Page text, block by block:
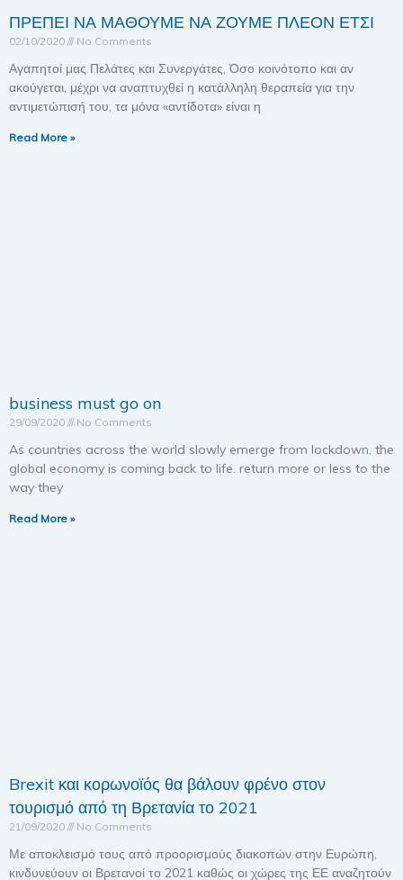
ΠΡΕΠΕΙ ΝΑ ΜΑΘΟΥΜΕ ΝΑ ΖΟΥΜΕ ΠΛΕΟΝ ΕΤΣΙ
02/10/2020 No Comments
Αγαπητοί μας Πελάτες και Συνεργάτες, Όσο κοινότοπο και αν
ακούγεται, μέχρι να αναπτυχθεί η κατάλληλη θεραπεία για την
αντιμετώπισή του, τα μόνα «αντίδοτα» είναι η
Read More »
business must go on
29/09/2020 No Comments
As countries across the world slowly emerge from lockdown, the
global economy is coming back to life. return more or less to the
way they
Read More »
Brexit και κορωνοϊός θα βάλουν φρένο στον
τουρισμό από τη Βρετανία το 2021
21/09/2020 No Comments
Με αποκλεισμό τους από προορισμούς διακοπών στην Ευρώπη,
κινδυνεύουν οι Βρετανοί το 2021 καθώς οι χώρες της ΕΕ αναζητούν